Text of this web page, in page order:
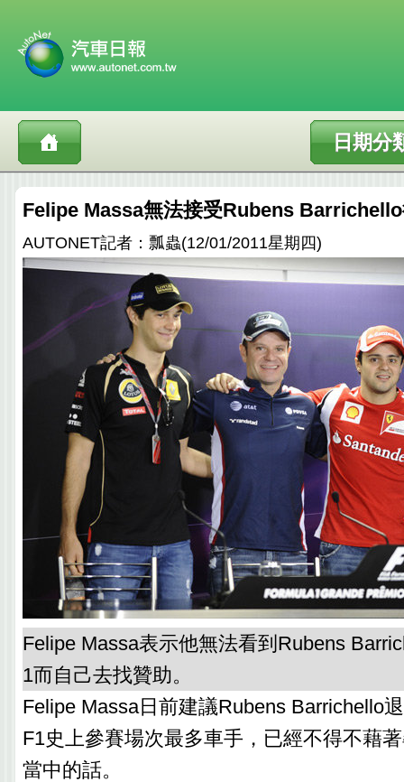
日期分
Felipe Massa無法接受Rubens
AUTONET記者：瓢蟲(12/01/2011星期四)
Felipe Massa表示他無法看到Rubens
1而自己去找贊助。
Felipe Massa日前建議Rubens Barrichello
F1史上參賽場次最多車手，已經不得不藉
當中的話。